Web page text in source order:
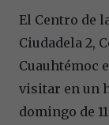
El Centro de
Ciudadela 2,
Cuauhtémoc
visitar en un
domingo de